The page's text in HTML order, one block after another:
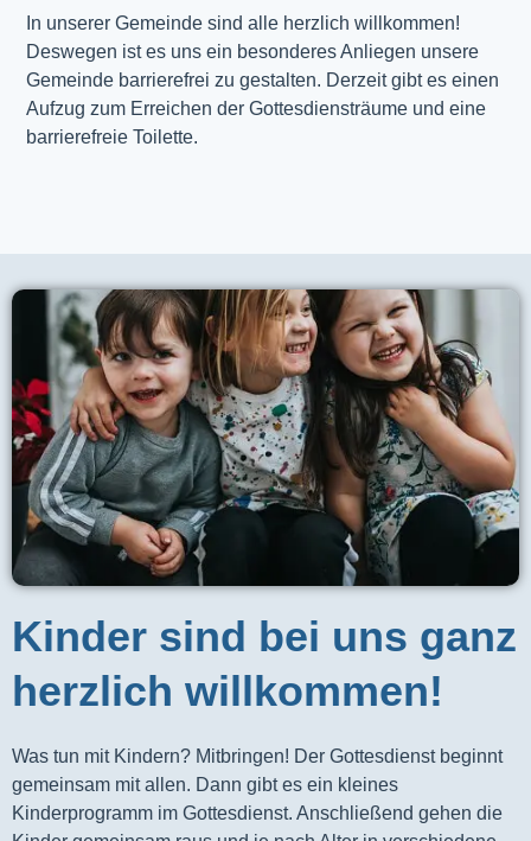
In unserer Gemeinde sind alle herzlich willkommen!
Deswegen ist es uns ein besonderes Anliegen unsere
Gemeinde barrierefrei zu gestalten. Derzeit gibt es einen
Aufzug zum Erreichen der Gottesdiensträume und eine
barrierefreie Toilette.
Kinder sind bei uns ganz
herzlich willkommen!
Was tun mit Kindern? Mitbringen! Der Gottesdienst beginnt
gemeinsam mit allen. Dann gibt es ein kleines
Kinderprogramm im Gottesdienst. Anschließend gehen die